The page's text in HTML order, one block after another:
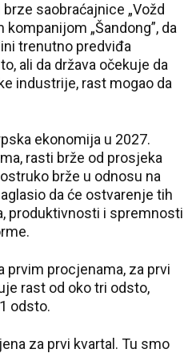
saobraćajnice „Vožd
„Šandong”, da
trenutno predviđa
ali da država očekuje da
industrije, rast mogao da
ekonomija u 2027.
rasti brže od prosjeka
brže u odnosu na
da će ostvarenje tih
produktivnosti i spremnosti
prvim procjenama, za prvi
rast od oko tri odsto,
odsto.
za prvi kvartal. Tu smo